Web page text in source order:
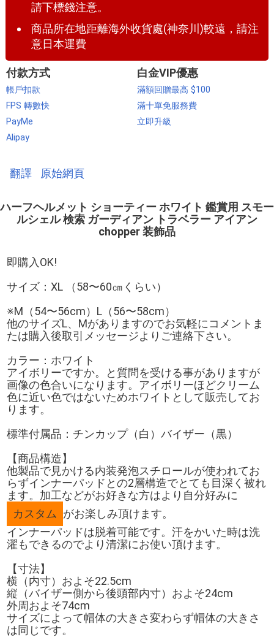
請下標錢注意。
商品所在地距離海外收貨處(神奈川)較遠，請注
意日本運費
付款方式
帳戶扣款
FPS 轉數快
PayMe
Alipay
白金VIP優惠
滿額回贈最高 $100
滿十單免服務費
立即升級
翻譯 原始網頁
ハーフヘルメット ショーティー ホワイト 鑑賞用 スモー
ルシェル 検索 ガーディアン トラベラー アイアン
chopper 装飾品
即購入OK!
サイズ：XL （58〜60㎝くらい）
※M（54〜56cm）L（56〜58cm）
他のサイズL、Mがありますのでお気軽にコメントま
たは購入後取引メッセージよりご連絡下さい。
カラー：ホワイト
アイボリーですか。と質問を受ける事がありますが
画像の色合いになります。アイボリーほどクリーム
色に近い色ではないためホワイトとして販売してお
ります。
標準付属品：チンカップ（白）バイザー（黒）
【商品構造】
他製品で見かける内装発泡スチロールが使われてお
らずインナーパッドとの2層構造でとても目深く被れ
ます。加工などがお好きな方はより自分好みに
カスタム
がお楽しみ頂けます。
インナーパッドは脱着可能です。汗をかいた時は洗
濯もできるのでより清潔にお使い頂けます。
【寸法】
横（内寸）およそ22.5cm
縦（バイザー側から後頭部内寸）およそ24cm
外周およそ74cm
サイズによって帽体の大きさ変わらず帽体の大きさ
は同じです。